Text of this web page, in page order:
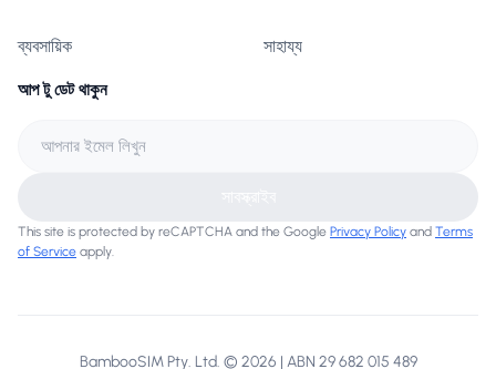
ব্যবসায়িক সাহায্য
আপ টু ডেট থাকুন
This site is protected by reCAPTCHA and the Google Privacy Policy and Terms
of Service apply.
BambooSIM Pty. Ltd. © 2026 | ABN 29 682 015 489